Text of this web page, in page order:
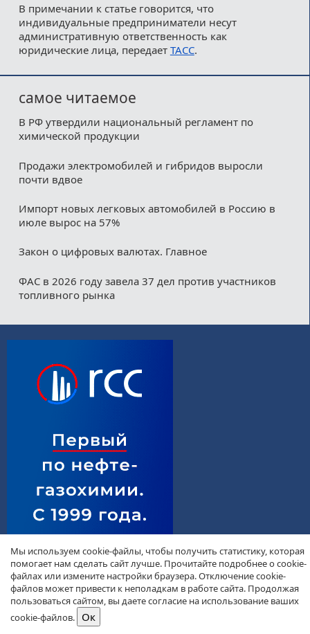
В примечании к статье говорится, что
индивидуальные предприниматели несут
административную ответственность как
юридические лица, передает ТАСС.
самое читаемое
В РФ утвердили национальный регламент по
химической продукции
Продажи электромобилей и гибридов выросли
почти вдвое
Импорт новых легковых автомобилей в Россию в
июле вырос на 57%
Закон о цифровых валютах. Главное
ФАС в 2026 году завела 37 дел против участников
топливного рынка
Мы используем cookie-файлы, чтобы получить статистику, которая
помогает нам сделать сайт лучше. Прочитайте подробнее о cookie-
файлах или измените настройки браузера. Отключение cookie-
файлов может привести к неполадкам в работе сайта. Продолжая
пользоваться сайтом, вы даете согласие на использование ваших
cookie-файлов.